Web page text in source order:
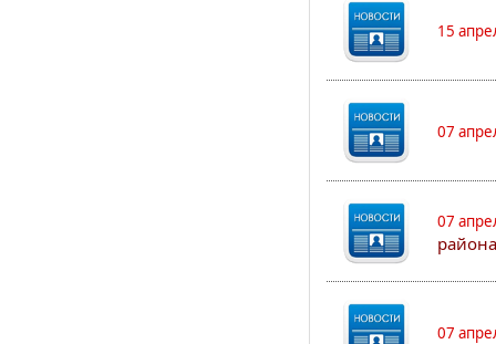
15
07
07
07